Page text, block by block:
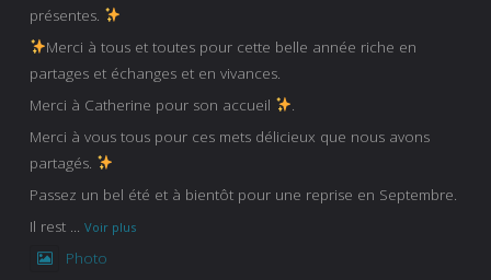
présentes.
Merci à tous et toutes pour cette belle année riche en
partages et échanges et en vivances.
Merci à Catherine pour son accueil
Merci à vous tous pour ces mets délicieux que nous avons
partagés.
Passez un bel été et à bientôt pour une reprise en Septembre.
Il rest
Voir plus
Photo